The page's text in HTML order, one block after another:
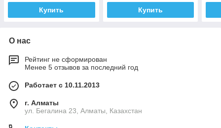
Купить Купить
О нас
Рейтинг не сформирован
Менее 5 отзывов за последний год
Работает с 10.11.2013
г. Алматы
ул. Бегалина 23, Алматы, Казахстан